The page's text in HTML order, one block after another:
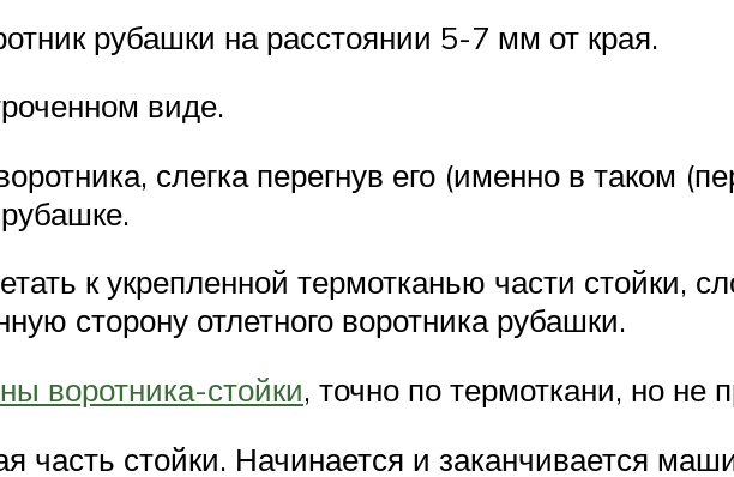
рубашки на расстоянии 5-7 мм от края.
виде.
слегка перегнув его (именно в таком
к укрепленной термотканью части стойки,
сторону отлетного воротника рубашки.
воротника-стойки, точно по термоткани, но не
часть стойки. Начинается и заканчивается